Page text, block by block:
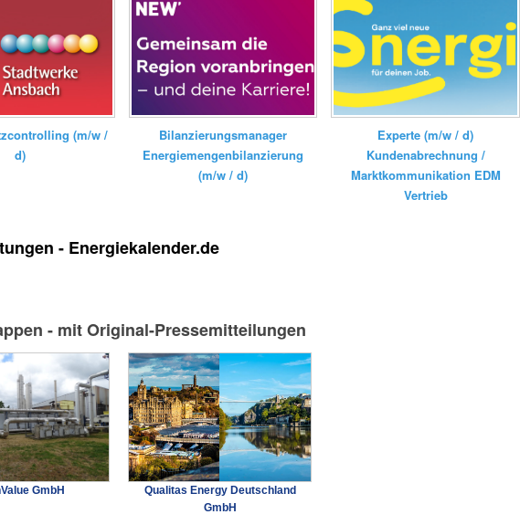
(m/w /
d)
Bilanzierungsmanager
Energiemengenbilanzierung
(m/w / d)
Experte (m/w / d)
Kundenabrechnung /
Marktkommunikation EDM
Vertrieb
- Energiekalender.de
- mit Original-Pressemitteilungen
GmbH
Qualitas Energy Deutschland
GmbH